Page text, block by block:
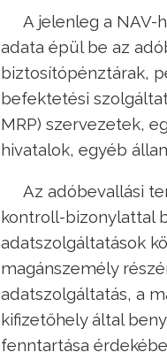
A jelenleg a
adata épül be az
biztosítópénztárak,
befektetési
MRP) szervezetek,
hivatalok, egyéb
Az adóbevallási
kontroll-bizonylattal
adatszolgáltatások
magánszemély
adatszolgáltatás, a
kifizetőhely által
fenntartása